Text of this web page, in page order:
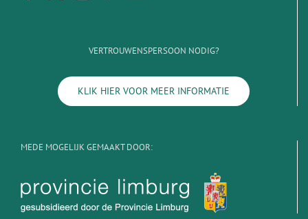
VERTROUWENSPERSOON NODIG?
KLIK HIER VOOR MEER INFORMATIE
MEDE MOGELIJK GEMAAKT DOOR: